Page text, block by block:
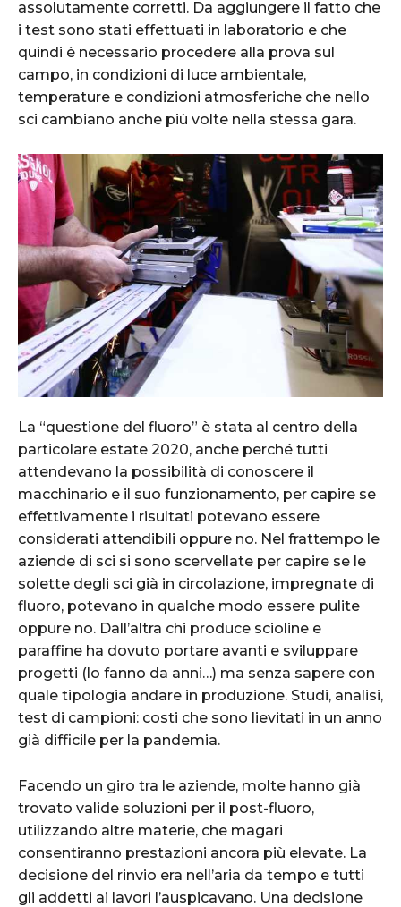
assolutamente corretti. Da aggiungere il fatto che
i test sono stati effettuati in laboratorio e che
quindi è necessario procedere alla prova sul
campo, in condizioni di luce ambientale,
temperature e condizioni atmosferiche che nello
sci cambiano anche più volte nella stessa gara.
La “questione del fluoro” è stata al centro della
particolare estate 2020, anche perché tutti
attendevano la possibilità di conoscere il
macchinario e il suo funzionamento, per capire se
effettivamente i risultati potevano essere
considerati attendibili oppure no. Nel frattempo le
aziende di sci si sono scervellate per capire se le
solette degli sci già in circolazione, impregnate di
fluoro, potevano in qualche modo essere pulite
oppure no. Dall’altra chi produce scioline e
paraffine ha dovuto portare avanti e sviluppare
progetti (lo fanno da anni…) ma senza sapere con
quale tipologia andare in produzione. Studi, analisi,
test di campioni: costi che sono lievitati in un anno
già difficile per la pandemia.
Facendo un giro tra le aziende, molte hanno già
trovato valide soluzioni per il post-fluoro,
utilizzando altre materie, che magari
consentiranno prestazioni ancora più elevate. La
decisione del rinvio era nell’aria da tempo e tutti
gli addetti ai lavori l’auspicavano. Una decisione